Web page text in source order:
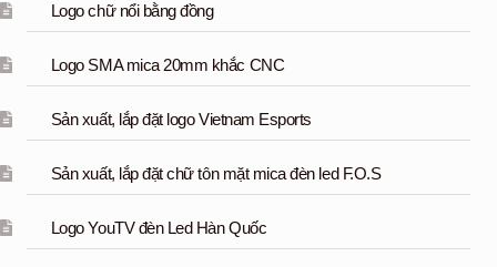
Logo chữ nổi bằng đồng
Logo SMA mica 20mm khắc CNC
Sản xuất, lắp đặt logo Vietnam Esports
Sản xuất, lắp đặt chữ tôn mặt mica đèn led F.O.S
Logo YouTV đèn Led Hàn Quốc